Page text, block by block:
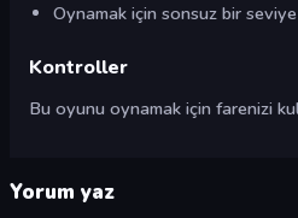
Oynamak için sonsuz bir seviye
Kontroller
Bu oyunu oynamak için farenizi
Yorum yaz